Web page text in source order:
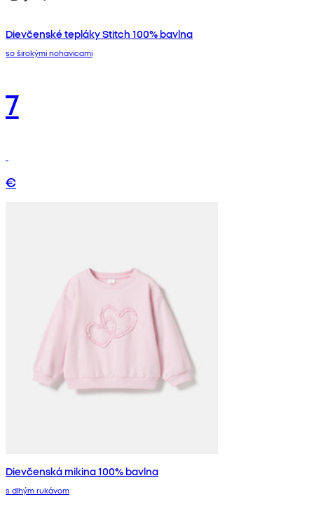
Dievčenské tepláky Stitch 100% bavlna
so širokými nohavicami
7
€
Dievčenská mikina 100% bavlna
s dlhým rukávom